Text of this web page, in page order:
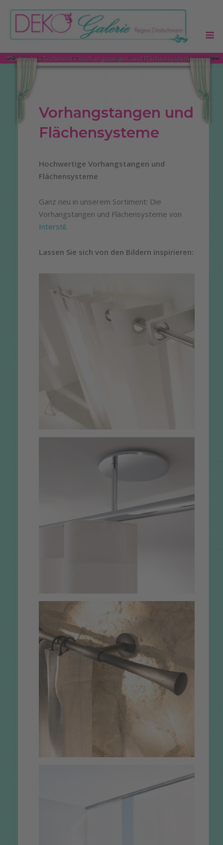
content
Startseite»Sortiment»Vorhangstangen und Flächensysteme
Vorhangstangen und
Flächensysteme
Hochwertige Vorhangstangen und
Flächensysteme
Ganz neu in unserem Sortiment: Die
Vorhangstangen und Flächensysteme von
Interstil.
Lassen Sie sich von den Bildern inspirieren: